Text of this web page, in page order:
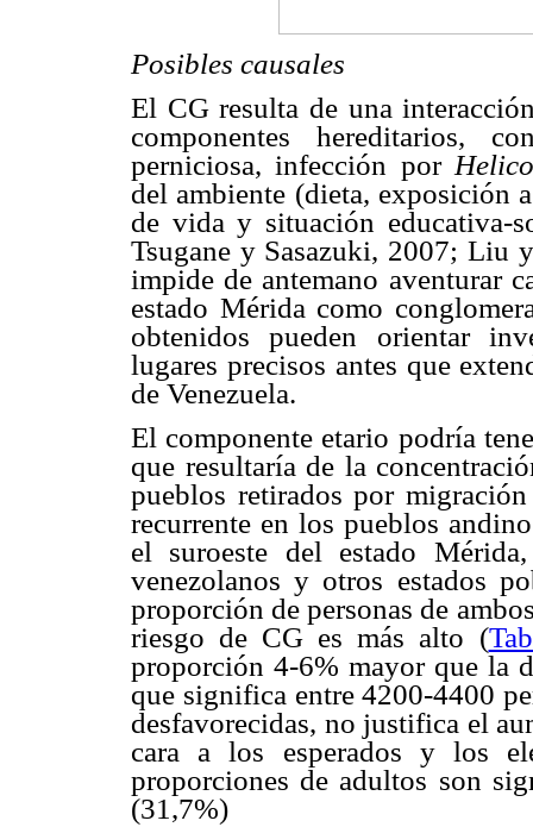
Posibles causales
El CG resulta de una
componentes hereditarios,
perniciosa, infección por
del ambiente (dieta, exposición
de vida y situación educativa-
Tsugane y Sasazuki, 2007; Liu
impide de antemano aventurar
estado Mérida como
obtenidos pueden orientar
lugares precisos antes que
de Venezuela.
El componente etario podría
que resultaría de la
pueblos retirados por
recurrente en los pueblos
el suroeste del estado
venezolanos y otros estados
proporción de personas de
riesgo de CG es más alto (
proporción 4-6% mayor que la
que significa entre 4200-4400
desfavorecidas, no justifica el
cara a los esperados y los
proporciones de adultos son
(31,7%)